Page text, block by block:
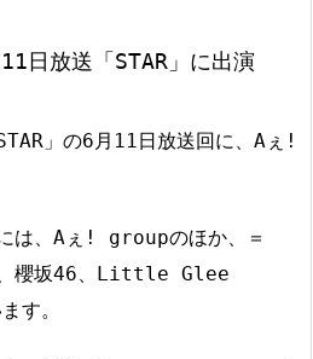
日放送「STAR」に出演
」の6月11日放送回に、Aぇ!
は、Aぇ! groupのほか、＝
、櫻坂46、Little Glee
す。